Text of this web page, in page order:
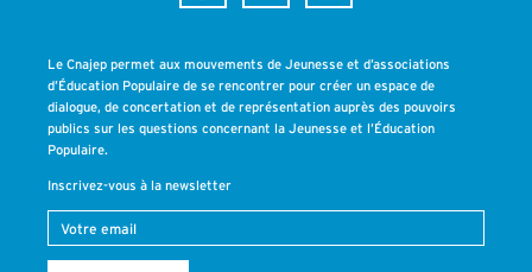
Le Cnajep permet aux mouvements de Jeunesse et d’associations
d’Éducation Populaire de se rencontrer pour créer un espace de
dialogue, de concertation et de représentation auprès des pouvoirs
publics sur les questions concernant la Jeunesse et l’Éducation
Populaire.
Inscrivez-vous à la newsletter